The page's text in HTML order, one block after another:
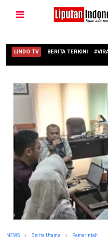
LINDO TV BERITA TERKINI
NEWS Berita Utama Pemerintah